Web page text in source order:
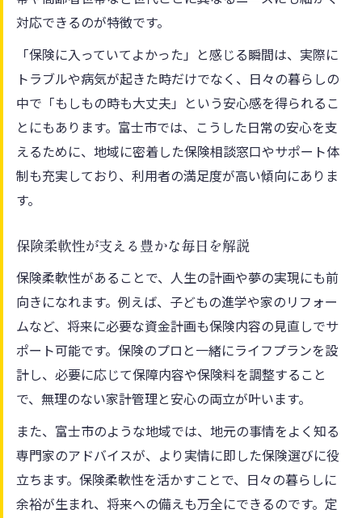
対応できるのが特徴です。
「保険に入っていてよかった」と感じる瞬間は、実際に
トラブルや病気が起きた時だけでなく、日々の暮らしの
中で「もしもの時も大丈夫」という安心感を得られるこ
とにもあります。富士市では、こうした日常の安心を支
えるために、地域に密着した保険相談窓口やサポート体
制も充実しており、利用者の満足度が高い傾向にありま
す。
保険柔軟性が支える豊かな毎日を解説
保険柔軟性があることで、人生の計画や夢の実現にも前
向きになれます。例えば、子どもの進学や家のリフォー
ムなど、将来に必要な資金計画も保険内容の見直しでサ
ポート可能です。保険のプロと一緒にライフプランを設
計し、必要に応じて保障内容や保険料を調整すること
で、無理のない家計管理と安心の両立が叶います。
また、富士市のような地域では、地元の事情をよく知る
専門家のアドバイスが、より実情に即した保険選びに役
立ちます。保険柔軟性を活かすことで、日々の暮らしに
余裕が生まれ、将来への備えも万全にできるのです。定